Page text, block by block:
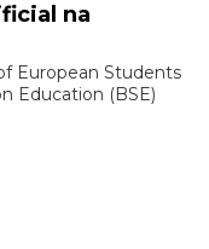
na
European Students
Education (BSE)